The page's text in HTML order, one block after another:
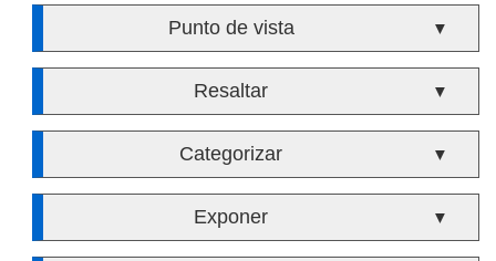
Punto de vista ▼
Resaltar ▼
Categorizar ▼
Exponer ▼